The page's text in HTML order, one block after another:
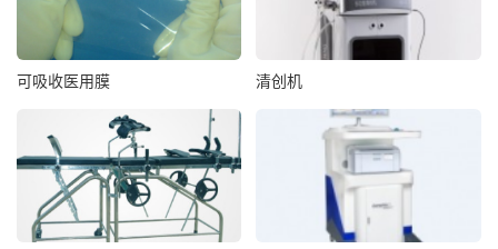
可吸收医用膜 清创机